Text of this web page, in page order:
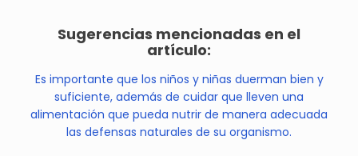
Sugerencias mencionadas en el
artículo:
Es importante que los niños y niñas duerman bien y
suficiente, además de cuidar que lleven una
alimentación que pueda nutrir de manera adecuada
las defensas naturales de su organismo.